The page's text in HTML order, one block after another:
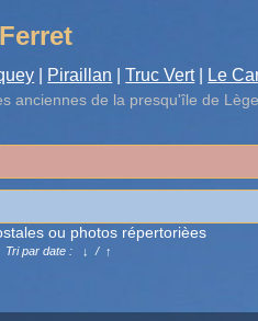
Piraillan Truc Vert Le
anciennes de la presqu'île de
ou photos répertorièes
Tri par date : ↓ /↑